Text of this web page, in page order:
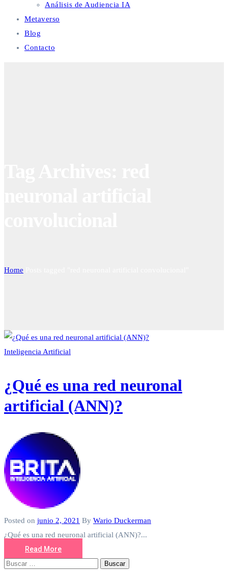
Análisis de Audiencia IA
Metaverso
Blog
Contacto
Home
Inteligencia Artificial
¿Qué es una red neuronal
artificial (ANN)?
Posted on junio 2, 2021 By Wario Duckerman
¿Qué es una red neuronal artificial (ANN)?...
Read More
Buscar: